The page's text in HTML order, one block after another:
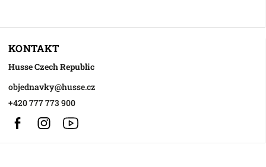
KONTAKT
Husse Czech Republic
objednavky@husse.cz
+420 777 773 900
FacebookInstagram